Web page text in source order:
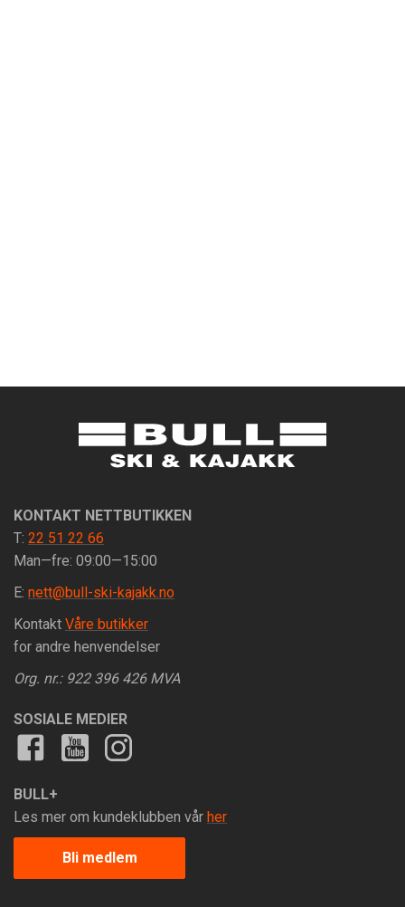
KONTAKT NETTBUTIKKEN
T: 22 51 22 66
Man—fre: 09:00—15:00
E: nett@bull-ski-kajakk.no
Kontakt Våre butikker
for andre henvendelser
Org. nr.: 922 396 426 MVA
SOSIALE MEDIER
BULL+
Les mer om kundeklubben vår her
Bli medlem